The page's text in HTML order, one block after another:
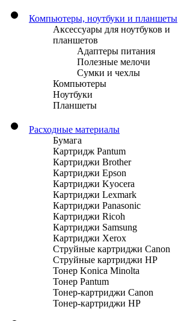
Компьютеры, ноутбуки и планшеты
Аксессуары для ноутбуков и
планшетов
Адаптеры питания
Полезные мелочи
Сумки и чехлы
Компьютеры
Ноутбуки
Планшеты
Расходные материалы
Бумага
Картридж Pantum
Картриджи Brother
Картриджи Epson
Картриджи Kyocera
Картриджи Lexmark
Картриджи Panasonic
Картриджи Ricoh
Картриджи Samsung
Картриджи Xerox
Струйные картриджи Canon
Струйные картриджи HP
Тонер Konica Minolta
Тонер Pantum
Тонер-картриджи Canon
Тонер-картриджи HP